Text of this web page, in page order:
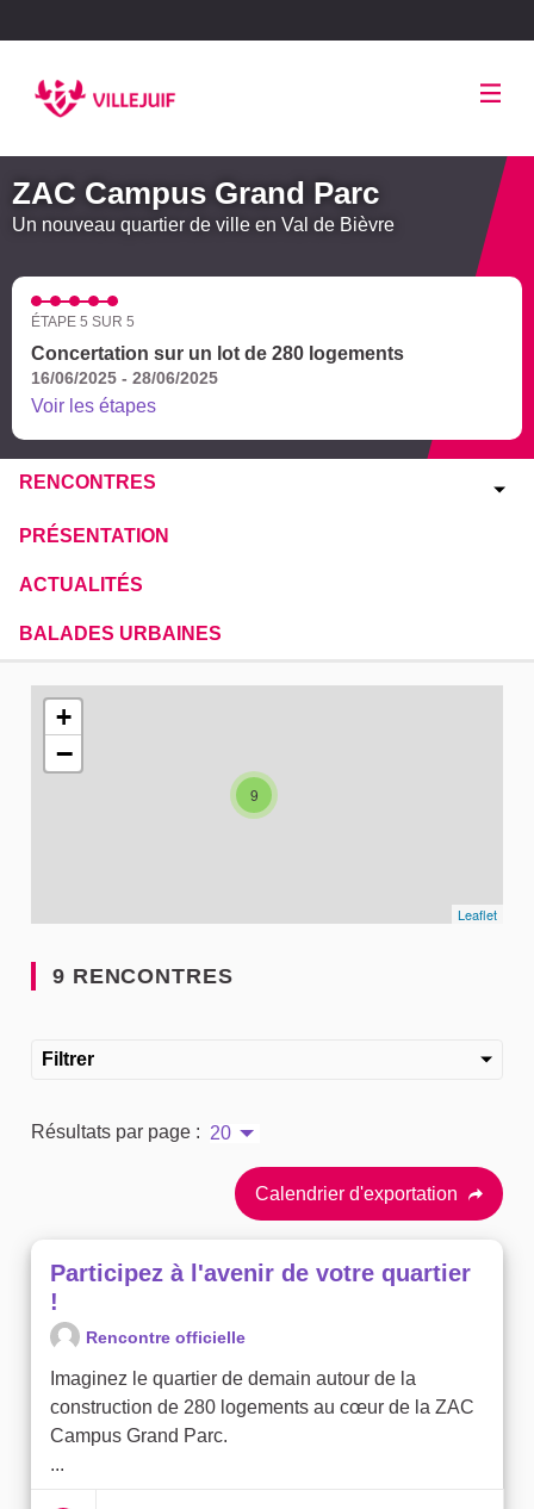
ZAC Campus Grand Parc
Un nouveau quartier de ville en Val de Bièvre
ÉTAPE 5 SUR 5
Concertation sur un lot de 280 logements
16/06/2025 - 28/06/2025
Voir les étapes
RENCONTRES
PRÉSENTATION
ACTUALITÉS
BALADES URBAINES
L'élément suivant est une carte qui présente les
9
+
−
Leaflet
9 RENCONTRES
Filtrer
Résultats par page : 20
Calendrier d'exportation
Participez à l'avenir de votre quartier
!
Rencontre officielle
Imaginez le quartier de demain autour de la
construction de 280 logements au cœur de la ZAC
Campus Grand Parc.
...